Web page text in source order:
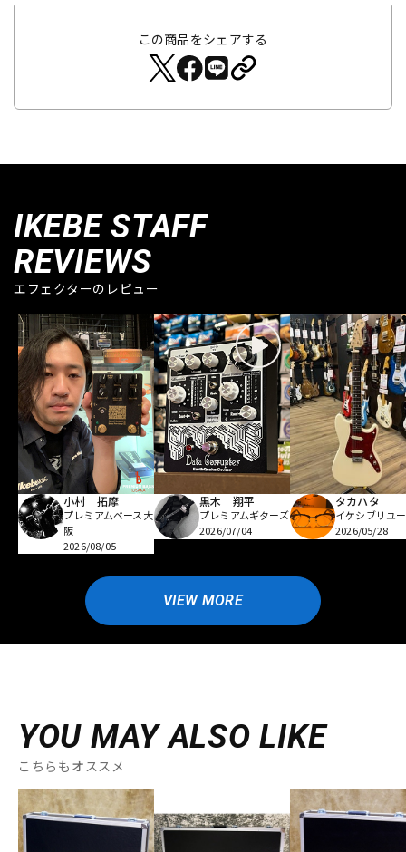
この商品をシェアする
IKEBE STAFF
REVIEWS
エフェクターのレビュー
小村 拓摩
プレミアムベース大
阪
2026/08/05
黒木 翔平
プレミアムギターズ
2026/07/04
タカハタ
イケシブリユ
2026/05/28
VIEW MORE
YOU MAY ALSO LIKE
こちらもオススメ